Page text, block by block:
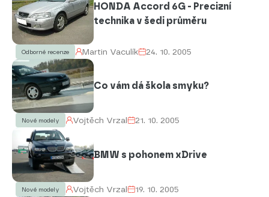
HONDA Accord 6G - Precizní
technika v šedi průměru
Odborné recenze Martin Vaculík 24. 10. 2005
Co vám dá škola smyku?
Nové modely Vojtěch Vrzal 21. 10. 2005
BMW s pohonem xDrive
Nové modely Vojtěch Vrzal 19. 10. 2005